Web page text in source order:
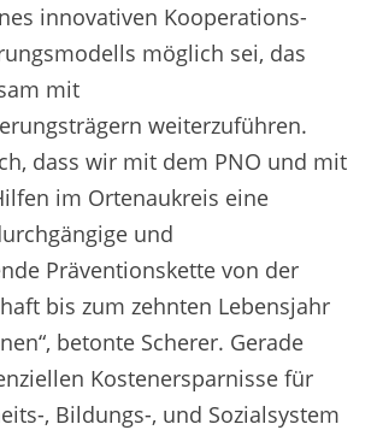
innovativen Kooperations-
möglich sei, das
mit
weiterzuführen.
dass wir mit dem PNO und mit
im Ortenaukreis eine
und
Präventionskette von der
bis zum zehnten Lebensjahr
betonte Scherer. Gerade
Kostenersparnisse für
, Bildungs-, und Sozialsystem